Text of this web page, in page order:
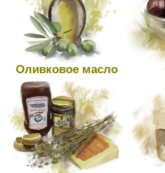
Оливковое масло